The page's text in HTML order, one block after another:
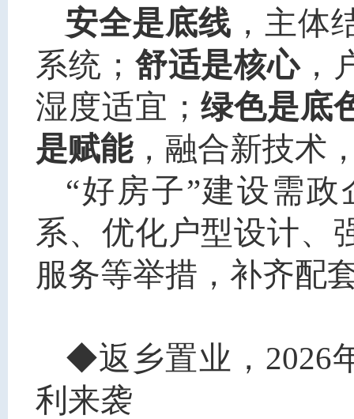
安全是底线 ，主体
系统； 舒适是核心，
湿度适宜； 绿色是底
是赋能，融合新技术
“好房子”建设需
系、优化户型设计、
服务等举措，补齐配
◆返乡置业，2026
利来袭